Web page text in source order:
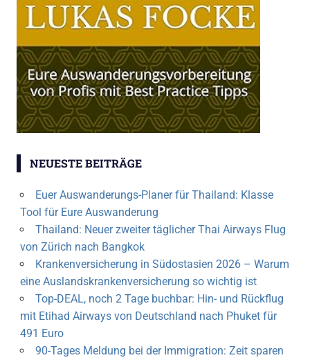
NEUESTE BEITRÄGE
Euer Auswanderungs-Planer für Thailand: Klasse
Tool für Eure Auswanderung
Thailand: Neuer zweiter täglicher Thai Airways Flug
von Zürich nach Bangkok
Krankenversicherung in Südostasien 2026 – Warum
eine Auslandskrankenversicherung so wichtig ist
Top-DEAL, noch 2 Tage buchbar: Hin- und Rückflug
mit Etihad Airways von Deutschland nach Phuket für
491 Euro
90-Tages Meldung bei der Immigration: Zeit sparen